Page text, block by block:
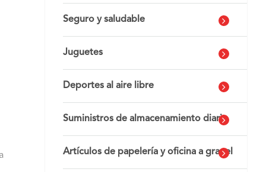
Seguro y saludable
Juguetes
Deportes al aire libre
Suministros de almacenamiento diario
Artículos de papelería y oficina a granel